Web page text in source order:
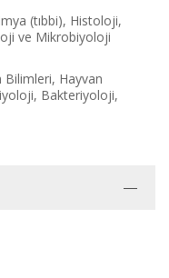
(tıbbi), Histoloji,
ve Mikrobiyoloji
Bilimleri, Hayvan
Bakteriyoloji,